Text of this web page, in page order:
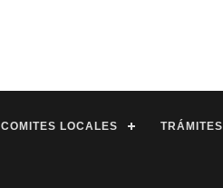
COMITES LOCALES TRÁMITES